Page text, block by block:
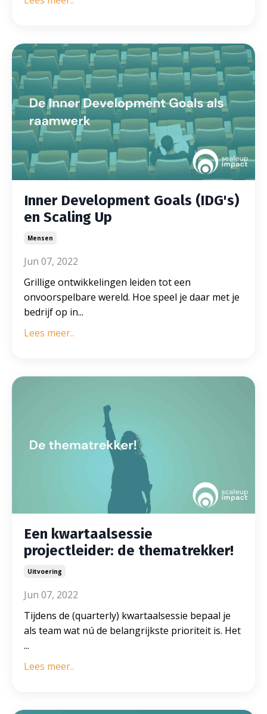
Inner Development Goals (IDG's)
en Scaling Up
Mensen
Jun 07, 2022
Grillige ontwikkelingen leiden tot een
onvoorspelbare wereld. Hoe speel je daar met je
bedrijf op in...
Lees meer..
Een kwartaalsessie
projectleider: de thematrekker!
Uitvoering
Jun 07, 2022
Tijdens de (quarterly) kwartaalsessie bepaal je
als team wat nú de belangrijkste prioriteit is. Het
...
Lees meer..